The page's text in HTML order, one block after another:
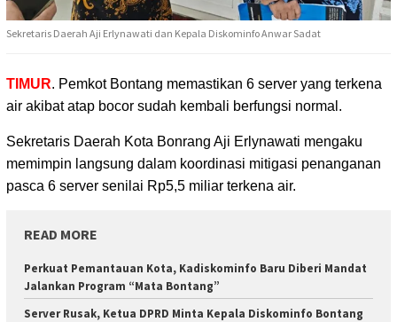
Sekretaris Daerah Aji Erlynawati dan Kepala Diskominfo Anwar Sadat
TIMUR. Pemkot Bontang memastikan 6 server yang terkena
air akibat atap bocor sudah kembali berfungsi normal.
Sekretaris Daerah Kota Bonrang Aji Erlynawati mengaku
memimpin langsung dalam koordinasi mitigasi penanganan
pasca 6 server senilai Rp5,5 miliar terkena air.
READ MORE
Perkuat Pemantauan Kota, Kadiskominfo Baru Diberi Mandat
Jalankan Program “Mata Bontang”
Server Rusak, Ketua DPRD Minta Kepala Diskominfo Bontang